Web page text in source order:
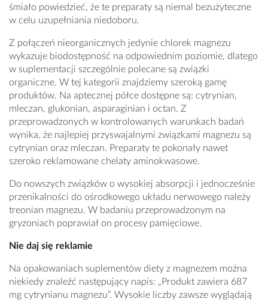
śmiało powiedzieć, że te preparaty są niemal bezużyteczne
w celu uzupełniania niedoboru.
Z połączeń nieorganicznych jedynie chlorek magnezu
wykazuje biodostępność na odpowiednim poziomie, dlatego
w suplementacji szczególnie polecane są związki
organiczne. W tej kategorii znajdziemy szeroką gamę
produktów. Na aptecznej półce dostępne są: cytrynian,
mleczan, glukonian, asparaginian i octan. Z
przeprowadzonych w kontrolowanych warunkach badań
wynika, że najlepiej przyswajalnymi związkami magnezu są
cytrynian oraz mleczan. Preparaty te pokonały nawet
szeroko reklamowane chelaty aminokwasowe.
Do nowszych związków o wysokiej absorpcji i jednocześnie
przenikalności do ośrodkowego układu nerwowego należy
treonian magnezu. W badaniu przeprowadzonym na
gryzoniach poprawiał on procesy pamięciowe.
Nie daj się reklamie
Na opakowaniach suplementów diety z magnezem można
niekiedy znaleźć następujący napis: „Produkt zawiera 687
mg cytrynianu magnezu”. Wysokie liczby zawsze wyglądają